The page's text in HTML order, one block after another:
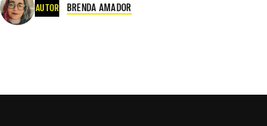
AUTOR BRENDA AMADOR